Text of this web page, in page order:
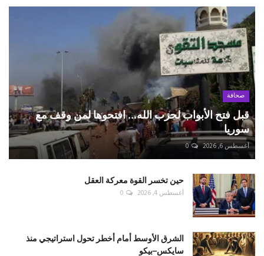
صحافة
قبل فتح الأبواب لحزب الله... افتحوها لمن وقف مع
سوريا
أغسطس 6, 2026 0
حين تخسر القوة معركة العقل
أغسطس 4, 2026 0
الشرق الأوسط أمام أخطر تحول استراتيجي منذ
سايكس–بيكو